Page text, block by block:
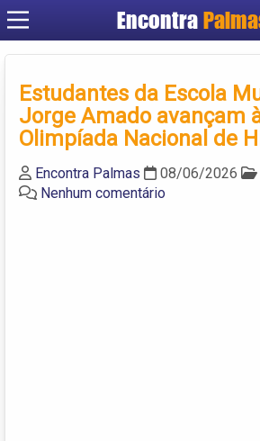
Encontra
Cadastrar
Criar conta
Estudantes da Escola
Jorge Amado avançam
Olimpíada Nacional de
Encontra Palmas 08/06/2026
Nenhum comentário